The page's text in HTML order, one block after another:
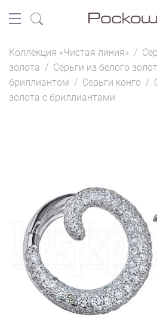
Коллекция «Чистая линия» /
золота / Серьги из белого
бриллиантом / Серьги конго /
золота с бриллиантами